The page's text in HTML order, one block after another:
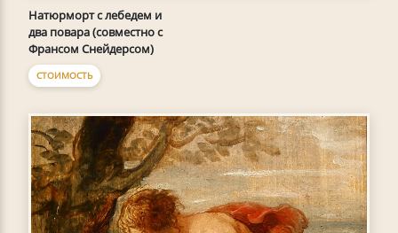
Натюрморт с лебедем и
два повара (совместно с
Франсом Снейдерсом)
СТОИМОСТЬ